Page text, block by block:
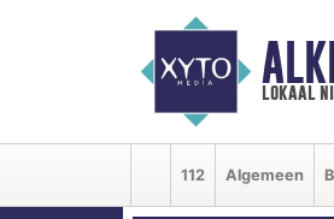
lokaal
112 Algemeen